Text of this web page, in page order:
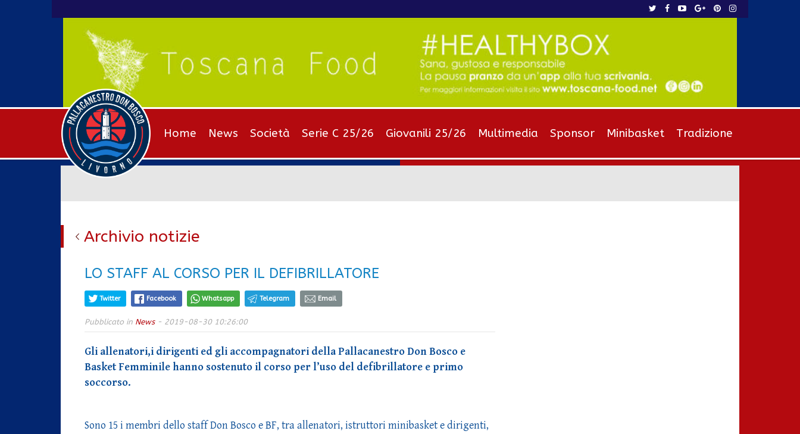
Home News Società Serie C 25/26 Giovanili 25/26 Multimedia Sponsor Minibasket Tradizione
Archivio notizie
LO STAFF AL CORSO PER IL DEFIBRILLATORE
Twitter Facebook Whatsapp Telegram Email
Pubblicato in News- 2019-08-30 10:26:00
Gli allenatori,i dirigenti ed gli accompagnatori della Pallacanestro Don Bosco e
Basket Femminile hanno sostenuto il corso per l’uso del defibrillatore e primo
soccorso.
Sono 15 i membri dello staff Don Bosco e BF, tra allenatori, istruttori minibasket e dirigenti,